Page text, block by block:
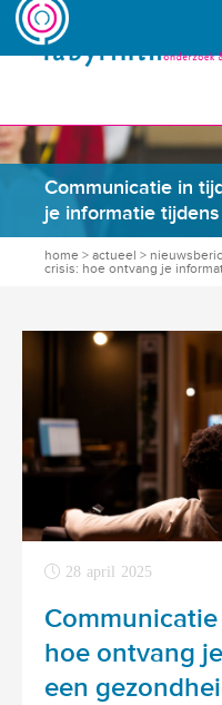
Communicatie in
je informatie
home > actueel >
crisis: hoe ontvang je
28 april 2025
hoe ontvang
een